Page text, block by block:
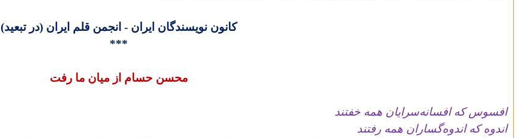
کانون نویسندگان ایران - انجمن قلم ایران (در تبعید)
***
محسن حسام از میان ما رفت
افسوس که افسانه‌سرایان همه خفتند
اندوه که اندوه‌گساران همه رفتند